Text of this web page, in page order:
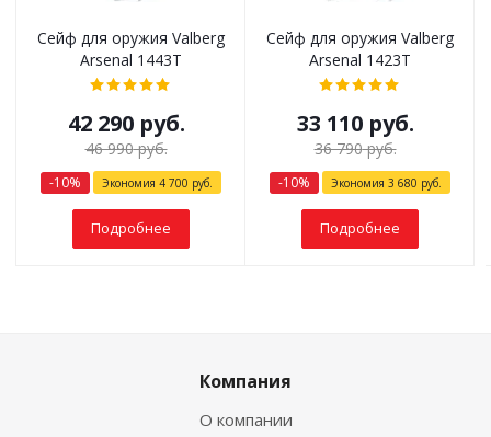
Сейф для оружия Valberg
Arsenal 1443Т
42 290руб.
46 990руб.
-10% Экономия 4 700 руб.
Подробнее
Сейф для оружия Valberg
Arsenal 1423Т
33 110руб.
36 790руб.
-10% Экономия 3 680 руб.
Подробнее
Компания
О компании